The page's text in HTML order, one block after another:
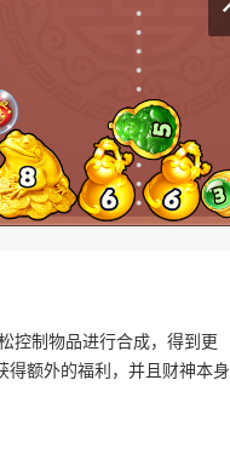
控制物品进行合成，得到更
得额外的福利，并且财神本身